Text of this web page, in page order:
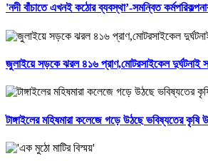
'নদী বাঁচাতে এখনই কঠোর ব্যবস্থা’-সমন্বিত কর্মপরিকল্পনার
জুলাইয়ে সড়কে ঝরল ৪১৬ প্রাণ,মোটরসাইকেল দুর্ঘটনাই
টাঙ্গাইলের মহিষমারা কলেজে গড়ে উঠছে ভবিষ্যতের কৃষি